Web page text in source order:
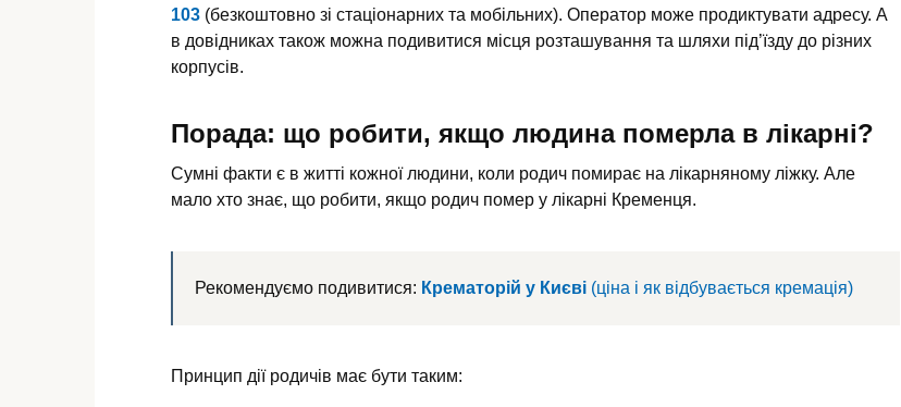
103 (безкоштовно зі стаціонарних та мобільних). Оператор може продиктувати адресу. А
в довідниках також можна подивитися місця розташування та шляхи під’їзду до різних
корпусів.
Порада: що робити, якщо людина померла в лікарні?
Сумні факти є в житті кожної людини, коли родич помирає на лікарняному ліжку. Але
мало хто знає, що робити, якщо родич помер у лікарні Кременця.
Рекомендуємо подивитися: Крематорій у Києві (ціна і як відбувається кремація)
Принцип дії родичів має бути таким: